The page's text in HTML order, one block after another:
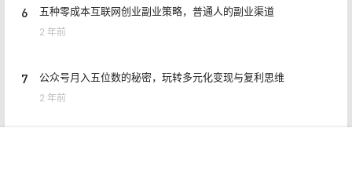
6 五种零成本互联网创业副业策略，普通人的副业渠道
2 年前
7 公众号月入五位数的秘密，玩转多元化变现与复利思维
2 年前